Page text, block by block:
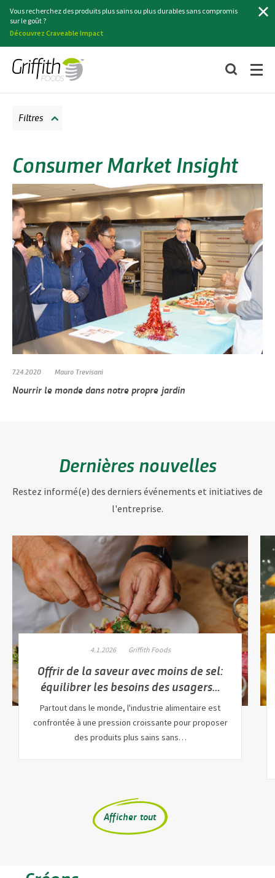
Vous recherchez des produits plus sains ou plus durables sans compromis
sur le goût ?
Découvrez Craveable Impact
Consumer Market Insight
Filtres
7.24.2020 Mauro Trevisani
Nourrir le monde dans notre propre jardin
Dernières nouvelles
Restez informé(e) des derniers événements et initiatives de
l'entreprise.
4.1.2026 Griffith Foods
Offrir de la saveur avec moins de sel:
équilibrer les besoins des usagers…
Partout dans le monde, l'industrie alimentaire est
confrontée à une pression croissante pour proposer
des produits plus sains sans…
Afficher tout